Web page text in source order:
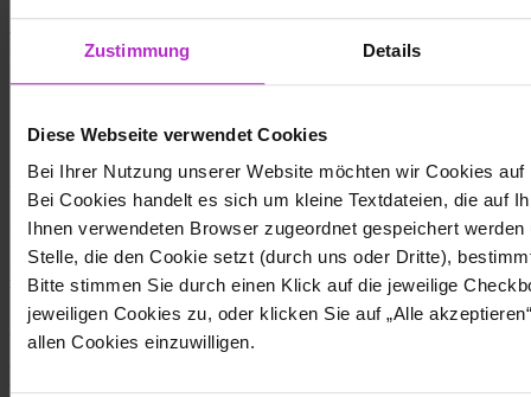
Zustimmung Details
Diese Webseite verwendet Cookies
Bei Ihrer Nutzung unserer Website möchten wir Cookies
Bei Cookies handelt es sich um kleine Textdateien, die auf
Ihnen verwendeten Browser zugeordnet gespeichert
Stelle, die den Cookie setzt (durch uns oder Dritte),
Bitte stimmen Sie durch einen Klick auf die jeweilige
jeweiligen Cookies zu, oder klicken Sie auf „Alle
allen Cookies einzuwilligen.
Whitepaper | Incident Response Readiness
Security Operations Center
Webcast | Managed SOC
Für Cyberkriminelle stellen klassische Security-Komponenten keine
unüberwindbaren Hürden dar. Mit immerneuenMethoden
verschaffen sie sich Zugang zu Netzwerken – oftmals unbemerkt.
Um Attacken rechtzeitig identifizieren und bekämpfen zu können,
benötigen Unternehmen mehrstufige Angriffserkennungssysteme.
Webcast | Managed SOC
WhitepaperAngriffserkennung
Whitepaper | Angriffserkennung für